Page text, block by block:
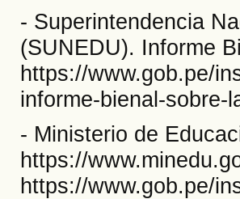
- Superintendencia
(SUNEDU). Informe
https://www.gob.pe/
informe-bienal-sobre-
- Ministerio de
https://
https://www.gob.pe/